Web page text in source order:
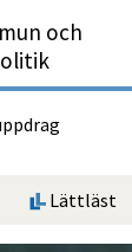
och
Lättläst